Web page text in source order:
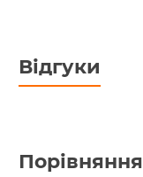
Відгуки
Порівняння